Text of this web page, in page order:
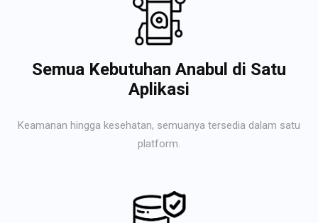
Semua Kebutuhan Anabul di Satu
Aplikasi
Keamanan hingga kesehatan, semuanya tersedia dalam satu
platform.